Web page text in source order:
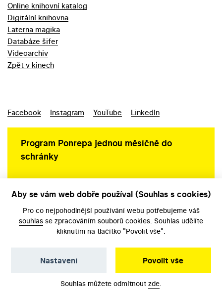
Online knihovní katalog
Digitální knihovna
Laterna magika
Databáze šifer
Videoarchiv
Zpět v kinech
Facebook Instagram YouTube LinkedIn
Program Ponrepa jednou měsíčně do
schránky
Aby se vám web dobře používal (Souhlas s cookies)
Pro co nejpohodlnější používání webu potřebujeme váš
souhlas se zpracováním souborů cookies. Souhlas udělíte
kliknutím na tlačítko "Povolit vše".
Povolit vše
Nastavení
Souhlas můžete odmítnout zde